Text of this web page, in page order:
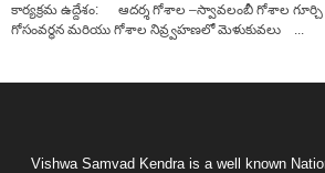
కార్యక్రమ ఉద్దేశం: ఆదర్శ గోశాల –స్వావలంబీ గోశాల
గోసంవర్ధన మరియు గోశాల నివ్ర్వహణలో మెళుకువలు ...
Vishwa Samvad Kendra is a well known